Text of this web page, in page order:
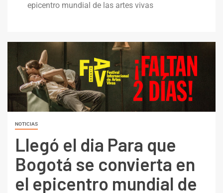
epicentro mundial de las artes vivas
NOTICIAS
Llegó el dia Para que
Bogotá se convierta en
el epicentro mundial de